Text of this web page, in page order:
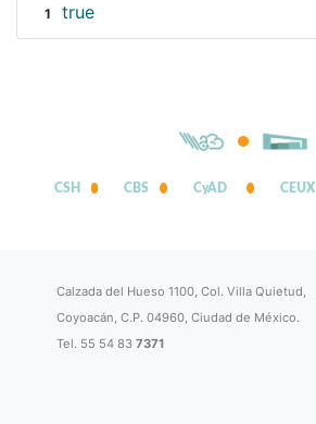
1 true
CSH CBS CyAD CEUX
Calzada del Hueso 1100, Col. Villa Quietud,
Coyoacán, C.P. 04960, Ciudad de México.
Tel. 55 54 837371